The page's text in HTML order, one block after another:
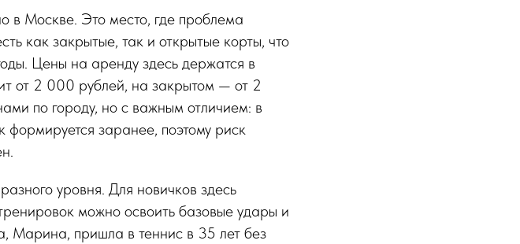
в Москве. Это место, где проблема
как закрытые, так и открытые корты, что
Цены на аренду здесь держатся в
от 2 000 рублей, на закрытом — от 2
по городу, но с важным отличием: в
заранее, поэтому риск
уровня. Для новичков здесь
можно освоить базовые удары и
Марина, пришла в теннис в 35 лет без